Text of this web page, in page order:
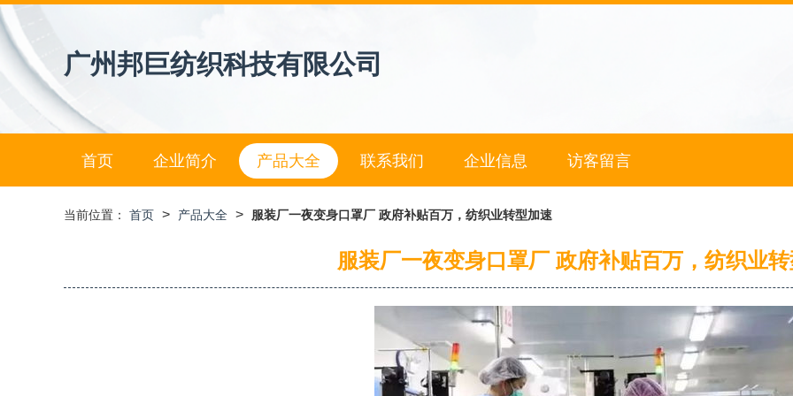
广州邦巨纺织科技有限公司
首页 企业简介 产品大全 联系我们 企业信息 访客留言
当前位置： 首页 > 产品大全 > 服装厂一夜变身口罩厂 政府补贴百万，纺织业转型加速
服装厂一夜变身口罩厂 政府补贴百万，纺织业